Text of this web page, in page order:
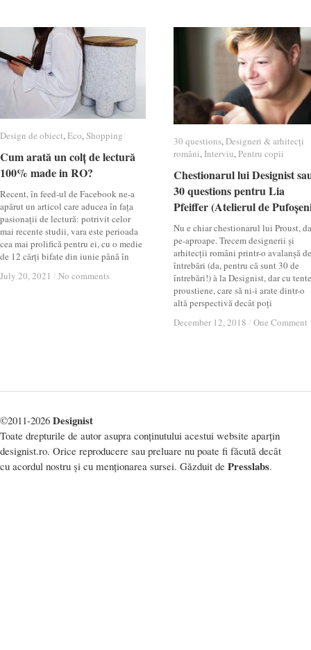
Design de obiect,Eco,Shopping
Cum arată un colț de lectură
100% made in RO?
Recent, în feed-ul de Facebook ne-a
apărut un articol care aducea în fața
pasionații de lectură: potrivit celor
mai recente studii, vara este perioada
cea mai prolifică pentru ei, cu o medie
de 12 cărți bifate din iunie până în
July 20, 2021 / No comments
Design de obiect Eco Shopping
Cum arată un colț de lectură
100% made in RO?
July 20, 2021 / No comments
30 questions,Designeri & arhitecți
români, Interviu,Pentru copii
Chestionarul lui Designist
30 questions pentru Lia
Pfeiffer (Atelierul de
Nu e chiar chestionarul lui Proust,
pe-aproape. Trecem designerii și
arhitecții români printr-o avalanșă de
întrebări (da, pentru că sunt 30 de
întrebări!) à la Designist, dar cu tente
proustiene, care să ni-i arate dintr-o
altă perspectivă decât poți
December 12, 2018 / One Comment
30 questions Designeri & arhitecți
români Interviu Pentru copii
Chestionarul lui Designist
30 questions pentru Lia
Pfeiffer (Atelierul de
December 12, 2018 / One Comment
©2011-2026 Designist
Toate drepturile de autor asupra conținutului acestui website aparțin
designist.ro. Orice reproducere sau preluare nu poate fi făcută decât
cu acordul nostru și cu menționarea sursei. Găzduit de Presslabs.